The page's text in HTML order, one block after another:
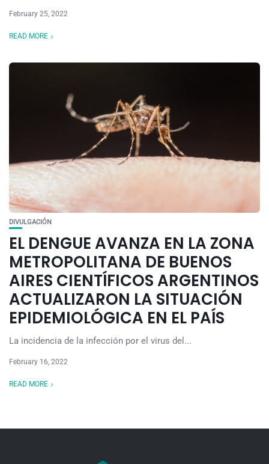
February 25, 2022
READ MORE
DIVULGACIÓN
EL DENGUE AVANZA EN LA ZONA
METROPOLITANA DE BUENOS
AIRES CIENTÍFICOS ARGENTINOS
ACTUALIZARON LA SITUACIÓN
EPIDEMIOLÓGICA EN EL PAÍS
La incidencia de la infección por el virus del...
February 16, 2022
READ MORE